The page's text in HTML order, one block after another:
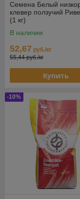
Семена Белый
клевер ползучий
(1 кг)
В наличии
52,67 руб./кг
55,44 руб./кг
Купить
-10%